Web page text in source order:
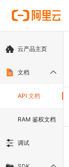
云产品主页
文档
API 文档
RAM 鉴权文档
调试